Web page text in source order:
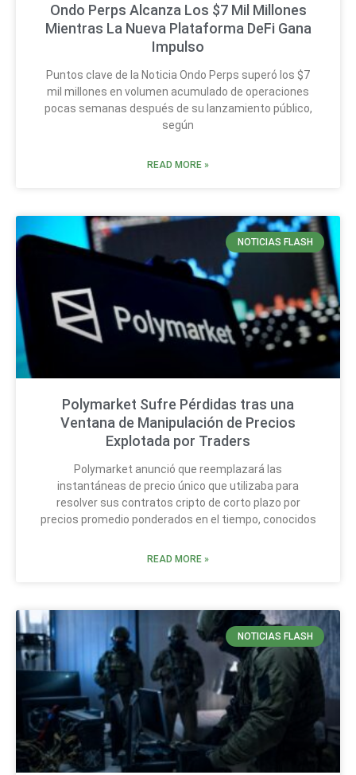
Ondo Perps Alcanza Los $7 Mil Millones
Mientras La Nueva Plataforma DeFi Gana
Impulso
Puntos clave de la Noticia Ondo Perps superó los $7
mil millones en volumen acumulado de operaciones
pocas semanas después de su lanzamiento público,
según
READ MORE »
NOTICIAS FLASH
Polymarket Sufre Pérdidas tras una
Ventana de Manipulación de Precios
Explotada por Traders
Polymarket anunció que reemplazará las
instantáneas de precio único que utilizaba para
resolver sus contratos cripto de corto plazo por
precios promedio ponderados en el tiempo, conocidos
READ MORE »
NOTICIAS FLASH